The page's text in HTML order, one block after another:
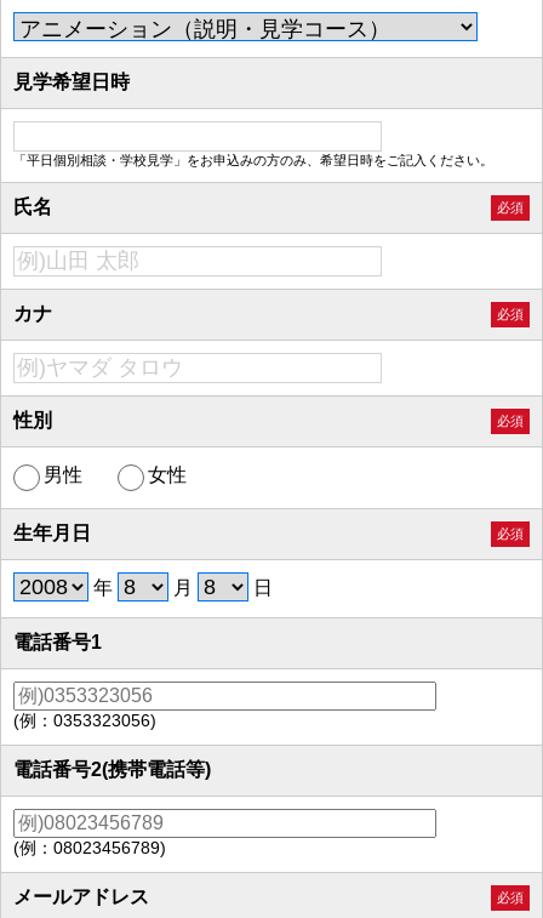
見学希望日時
「平日個別相談・学校見学」をお申込みの方のみ、希望日時をご記入ください。
氏名 必須
カナ 必須
性別 必須
男性 女性
生年月日 必須
年 月 日
電話番号1
(例：0353323056)
電話番号2(携帯電話等)
(例：08023456789)
メールアドレス 必須